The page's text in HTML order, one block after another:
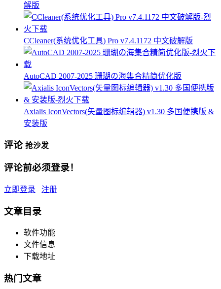
解版
CCleaner(系统优化工具) Pro v7.4.1172 中文破解版
AutoCAD 2007-2025 珊瑚の海集合精简优化版
Axialis IconVectors(矢量图标编辑器) v1.30 多国便携版 &
安装版
评论 抢沙发
评论前必须登录！
立即登录 注册
文章目录
软件功能
文件信息
下载地址
热门文章